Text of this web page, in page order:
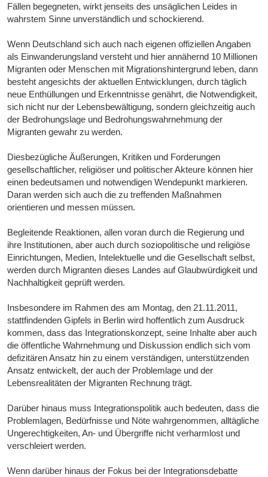
Fällen begegneten, wirkt jenseits des unsäglichen Leides in
wahrstem Sinne unverständlich und schockierend.
Wenn Deutschland sich auch nach eigenen offiziellen Angaben
als Einwanderungsland versteht und hier annähernd 10 Millionen
Migranten oder Menschen mit Migrationshintergrund leben, dann
besteht angesichts der aktuellen Entwicklungen, durch täglich
neue Enthüllungen und Erkenntnisse genährt, die Notwendigkeit,
sich nicht nur der Lebensbewältigung, sondern gleichzeitig auch
der Bedrohungslage und Bedrohungswahrnehmung der
Migranten gewahr zu werden.
Diesbezügliche Äußerungen, Kritiken und Forderungen
gesellschaftlicher, religiöser und politischer Akteure können hier
einen bedeutsamen und notwendigen Wendepunkt markieren.
Daran werden sich auch die zu treffenden Maßnahmen
orientieren und messen müssen.
Begleitende Reaktionen, allen voran durch die Regierung und
ihre Institutionen, aber auch durch soziopolitische und religiöse
Einrichtungen, Medien, Intelektuelle und die Gesellschaft selbst,
werden durch Migranten dieses Landes auf Glaubwürdigkeit und
Nachhaltigkeit geprüft werden.
Insbesondere im Rahmen des am Montag, den 21.11.2011,
stattfindenden Gipfels in Berlin wird hoffentlich zum Ausdruck
kommen, dass das Integrationskonzept, seine Inhalte aber auch
die öffentliche Wahrnehmung und Diskussion endlich sich vom
defizitären Ansatz hin zu einem verständigen, unterstützenden
Ansatz entwickelt, der auch der Problemlage und der
Lebensrealitäten der Migranten Rechnung trägt.
Darüber hinaus muss Integrationspolitik auch bedeuten, dass die
Problemlagen, Bedürfnisse und Nöte wahrgenommen, alltägliche
Ungerechtigkeiten, An- und Übergriffe nicht verharmlost und
verschleiert werden.
Wenn darüber hinaus der Fokus bei der Integrationsdebatte